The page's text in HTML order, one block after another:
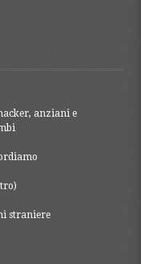
anziani e
straniere